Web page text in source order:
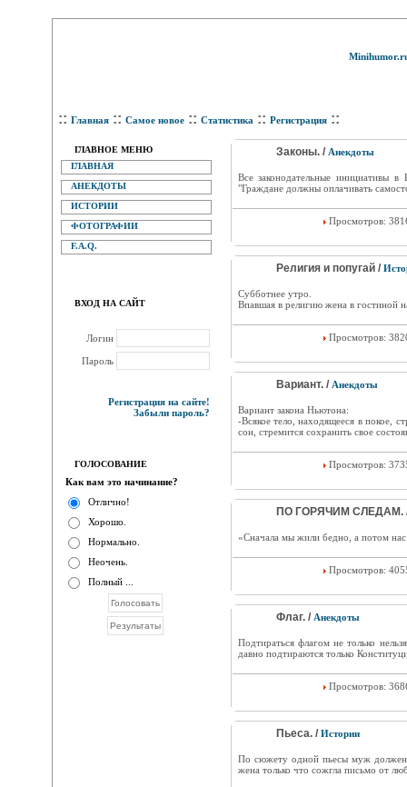
:: Главная :: Самое новое :: Статистика :: Регистрация ::
ГЛАВНОЕ МЕНЮ
ГЛАВНАЯ
АНЕКДОТЫ
ИСТОРИИ
ФОТОГРАФИИ
F.A.Q.
ВХОД НА САЙТ
Логин
Пароль
Регистрация на сайте!
Забыли пароль?
ГОЛОСОВАНИЕ
Как вам это начинание?
Отлично!
Хорошо.
Нормально.
Неочень.
Полный ...
Законы. / Анекдоты
Все законодательные инициативы
"Граждане должны оплачивать
Просмотров:
Религия и попугай /
Субботнее утро.
Впавшая в религию жена в гостиной
Просмотров:
Вариант. / Анекдоты
Вариант закона Ньютона:
-Всякое тело, находящееся в покое,
сон, стремится сохранить свое
Просмотров:
ПО ГОРЯЧИМ СЛЕДАМ.
«Сначала мы жили бедно, а потом
Просмотров:
Флаг. / Анекдоты
Подтираться флагом не только
давно подтираются только
Просмотров:
Пьеса. / Истории
По сюжету одной пьесы муж должен
жена только что сожгла письмо от